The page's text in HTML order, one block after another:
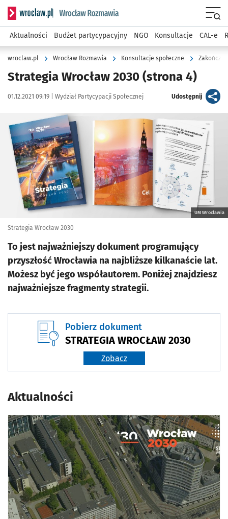
Serwis informacyjny wroclaw.pl podserwis: Rozmawia
Aktualności Budżet partycypacyjny NGO Konsultacje CAL-e
wroclaw.pl Wrocław Rozmawia Konsultacje społeczne
Strategia Wrocław 2030 (strona 4)
Data publikacji:
01.12.2021 09:19 | Autor:
Wydział Partycypacji Społecznej Udostępnijartykuł
Kliknij, aby powiększyć
UM Wrocławia
Strategia Wrocław 2030
To jest najważniejszy dokument programujący
przyszłość Wrocławia na najbliższe kilkanaście lat.
Możesz być jego współautorem. Poniżej znajdziesz
najważniejsze fragmenty strategii.
Pobierz dokument
STRATEGIA WROCŁAW 2030
Zobacz
Aktualności